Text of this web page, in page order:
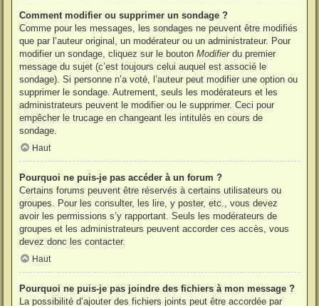
Comment modifier ou supprimer un sondage ?
Comme pour les messages, les sondages ne peuvent être modifiés
que par l’auteur original, un modérateur ou un administrateur. Pour
modifier un sondage, cliquez sur le bouton Modifierdu premier
message du sujet (c’est toujours celui auquel est associé le
sondage). Si personne n’a voté, l’auteur peut modifier une option ou
supprimer le sondage. Autrement, seuls les modérateurs et les
administrateurs peuvent le modifier ou le supprimer. Ceci pour
empêcher le trucage en changeant les intitulés en cours de
sondage.
Haut
Pourquoi ne puis-je pas accéder à un forum ?
Certains forums peuvent être réservés à certains utilisateurs ou
groupes. Pour les consulter, les lire, y poster, etc., vous devez
avoir les permissions s’y rapportant. Seuls les modérateurs de
groupes et les administrateurs peuvent accorder ces accès, vous
devez donc les contacter.
Haut
Pourquoi ne puis-je pas joindre des fichiers à mon message ?
La possibilité d’ajouter des fichiers joints peut être accordée par